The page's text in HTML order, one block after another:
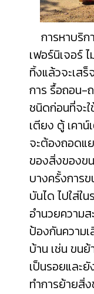
การหาบริก
เฟอร์นิเจอร์
ทิ้งแล้วจะเส
การ รื้อถอน-
ชนิดก่อนที่จะ
เตียง ตู้ เคา
จะต้องถอดแ
ของสิ่งของข
บางครั้งการ
บันได ไปใส่ใ
อำนวยความ
ป้องกันความ
บ้าน เช่น ขน
เป็นรอยและ
ทำการย้ายสิ่